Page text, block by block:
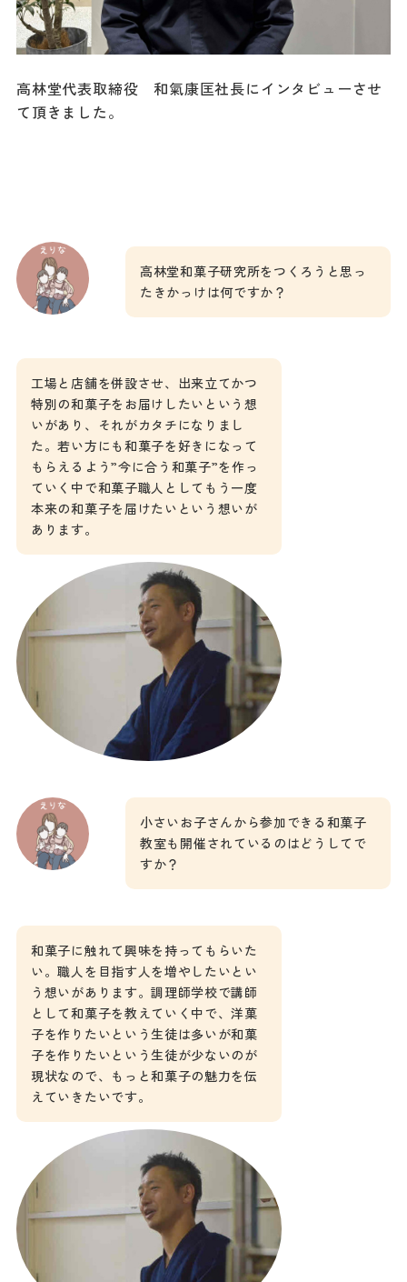
高林堂代表取締役 和氣康匡社長にインタビューさせ
て頂きました。
高林堂和菓子研究所をつくろうと思っ
たきかっけは何ですか？
工場と店舗を併設させ、出来立てかつ
特別の和菓子をお届けしたいという想
いがあり、それがカタチになりまし
た。若い方にも和菓子を好きになって
もらえるよう”今に合う和菓子”を作っ
ていく中で和菓子職人としてもう一度
本来の和菓子を届けたいという想いが
あります。
小さいお子さんから参加できる和菓子
教室も開催されているのはどうしてで
すか？
和菓子に触れて興味を持ってもらいた
い。職人を目指す人を増やしたいとい
う想いがあります。調理師学校で講師
として和菓子を教えていく中で、洋菓
子を作りたいという生徒は多いが和菓
子を作りたいという生徒が少ないのが
現状なので、もっと和菓子の魅力を伝
えていきたいです。